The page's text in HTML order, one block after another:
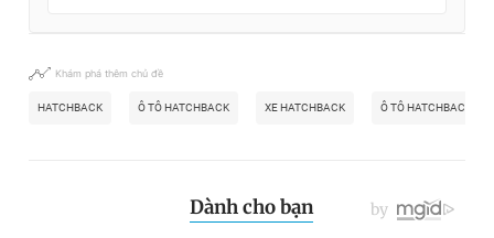
Khám phá thêm chủ đề
HATCHBACK Ô TÔ HATCHBACK XE HATCHBACK Ô TÔ HATCHBACK 5